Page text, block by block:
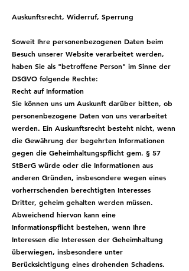
Auskunftsrecht, Widerruf, Sperrung
Soweit Ihre personenbezogenen Daten beim
Besuch unserer Website verarbeitet werden,
haben Sie als "betroffene Person" im Sinne der
DSGVO folgende Rechte:
Recht auf Information
Sie können uns um Auskunft darüber bitten, ob
personenbezogene Daten von uns verarbeitet
werden. Ein Auskunftsrecht besteht nicht, wenn
die Gewährung der begehrten Informationen
gegen die Geheimhaltungspflicht gem. § 57
StBerG würde oder die Informationen aus
anderen Gründen, insbesondere wegen eines
vorherrschenden berechtigten Interesses
Dritter, geheim gehalten werden müssen.
Abweichend hiervon kann eine
Informationspflicht bestehen, wenn Ihre
Interessen die Interessen der Geheimhaltung
überwiegen, insbesondere unter
Berücksichtigung eines drohenden Schadens.